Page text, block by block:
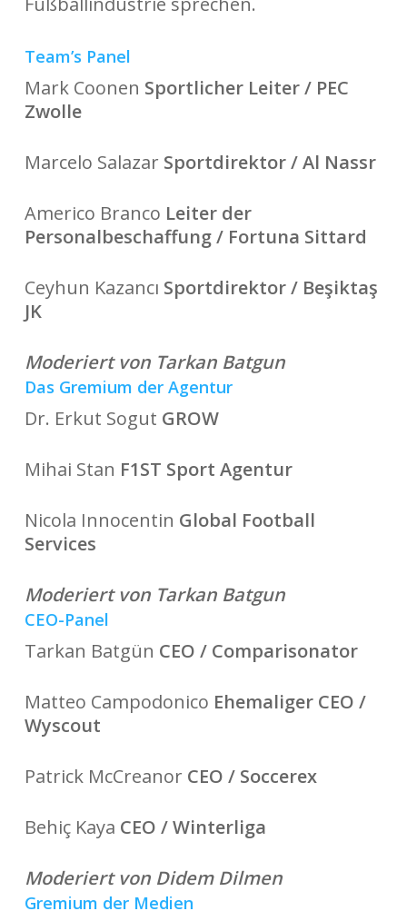
Team’s Panel
Mark Coonen Sportlicher Leiter / PEC
Zwolle
Marcelo Salazar Sportdirektor / Al Nassr
Americo Branco Leiter der
Personalbeschaffung / Fortuna Sittard
Ceyhun Kazancı Sportdirektor / Beşiktaş
JK
Moderiert von Tarkan Batgun
Das Gremium der Agentur
Dr. Erkut Sogut GROW
Mihai Stan F1ST Sport Agentur
Nicola Innocentin Global Football
Services
Moderiert von Tarkan Batgun
CEO-Panel
Tarkan Batgün CEO / Comparisonator
Matteo Campodonico Ehemaliger CEO /
Wyscout
Patrick McCreanor CEO / Soccerex
Behiç Kaya CEO / Winterliga
Moderiert von Didem Dilmen
Gremium der Medien